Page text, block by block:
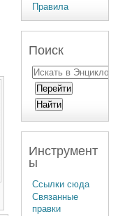
Правила
Поиск
Инструмент
ы
Ссылки сюда
Связанные
правки